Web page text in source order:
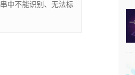
中不能识别、无法标